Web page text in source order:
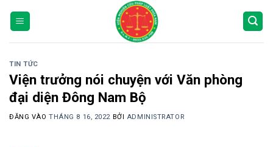
TIN TỨC
Viện trưởng nói chuyện với Văn phòng
đại diện Đông Nam Bộ
ĐĂNG VÀOTHÁNG 8 16, 2022 BỞI ADMINISTRATOR